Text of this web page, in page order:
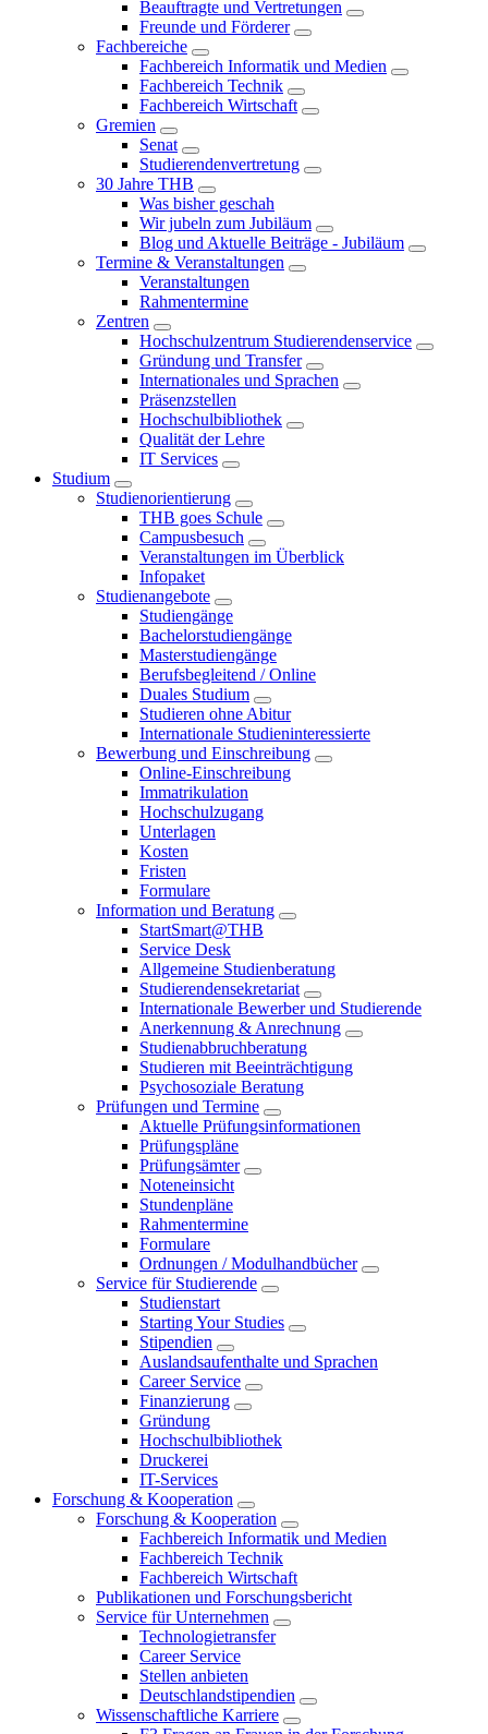
Beauftragte und Vertretungen
Freunde und Förderer
Fachbereiche
Fachbereich Informatik und Medien
Fachbereich Technik
Fachbereich Wirtschaft
Gremien
Senat
Studierendenvertretung
30 Jahre THB
Was bisher geschah
Wir jubeln zum Jubiläum
Blog und Aktuelle Beiträge - Jubiläum
Termine & Veranstaltungen
Veranstaltungen
Rahmentermine
Zentren
Hochschulzentrum Studierendenservice
Gründung und Transfer
Internationales und Sprachen
Präsenzstellen
Hochschulbibliothek
Qualität der Lehre
IT Services
Studium
Studienorientierung
THB goes Schule
Campusbesuch
Veranstaltungen im Überblick
Infopaket
Studienangebote
Studiengänge
Bachelorstudiengänge
Masterstudiengänge
Berufsbegleitend / Online
Duales Studium
Studieren ohne Abitur
Internationale Studieninteressierte
Bewerbung und Einschreibung
Online-Einschreibung
Immatrikulation
Hochschulzugang
Unterlagen
Kosten
Fristen
Formulare
Information und Beratung
StartSmart@THB
Service Desk
Allgemeine Studienberatung
Studierendensekretariat
Internationale Bewerber und Studierende
Anerkennung & Anrechnung
Studienabbruchberatung
Studieren mit Beeinträchtigung
Psychosoziale Beratung
Prüfungen und Termine
Aktuelle Prüfungsinformationen
Prüfungspläne
Prüfungsämter
Noteneinsicht
Stundenpläne
Rahmentermine
Formulare
Ordnungen / Modulhandbücher
Service für Studierende
Studienstart
Starting Your Studies
Stipendien
Auslandsaufenthalte und Sprachen
Career Service
Finanzierung
Gründung
Hochschulbibliothek
Druckerei
IT-Services
Forschung & Kooperation
Forschung & Kooperation
Fachbereich Informatik und Medien
Fachbereich Technik
Fachbereich Wirtschaft
Publikationen und Forschungsbericht
Service für Unternehmen
Technologietransfer
Career Service
Stellen anbieten
Deutschlandstipendien
Wissenschaftliche Karriere